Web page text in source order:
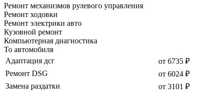
Ремонт механизмов рулевого управления
Ремонт ходовки
Ремонт электрики авто
Кузовной ремонт
Компьютерная диагностика
То автомобиля
Адаптация дсг
от 6735 ₽
Ремонт DSG
от 6024 ₽
Замена раздатки
от 3101 ₽